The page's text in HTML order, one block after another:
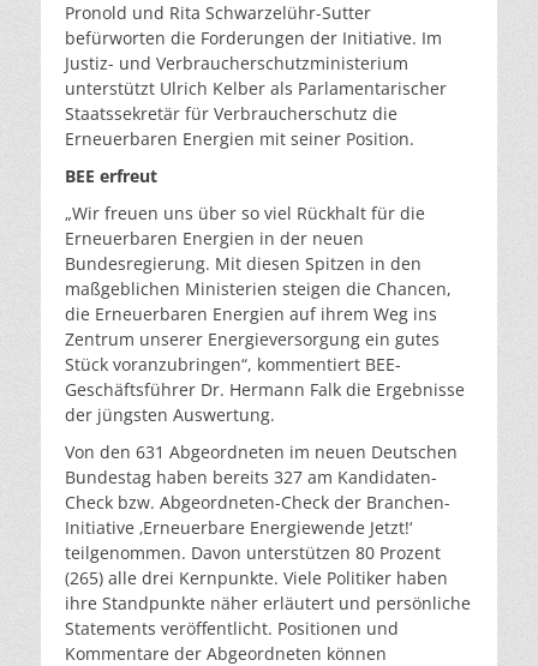
Pronold und Rita Schwarzelühr-Sutter
befürworten die Forderungen der Initiative. Im
Justiz- und Verbraucherschutzministerium
unterstützt Ulrich Kelber als Parlamentarischer
Staatssekretär für Verbraucherschutz die
Erneuerbaren Energien mit seiner Position.
BEE erfreut
„Wir freuen uns über so viel Rückhalt für die
Erneuerbaren Energien in der neuen
Bundesregierung. Mit diesen Spitzen in den
maßgeblichen Ministerien steigen die Chancen,
die Erneuerbaren Energien auf ihrem Weg ins
Zentrum unserer Energieversorgung ein gutes
Stück voranzubringen“, kommentiert BEE-
Geschäftsführer Dr. Hermann Falk die Ergebnisse
der jüngsten Auswertung.
Von den 631 Abgeordneten im neuen Deutschen
Bundestag haben bereits 327 am Kandidaten-
Check bzw. Abgeordneten-Check der Branchen-
Initiative ‚Erneuerbare Energiewende Jetzt!‘
teilgenommen. Davon unterstützen 80 Prozent
(265) alle drei Kernpunkte. Viele Politiker haben
ihre Standpunkte näher erläutert und persönliche
Statements veröffentlicht. Positionen und
Kommentare der Abgeordneten können